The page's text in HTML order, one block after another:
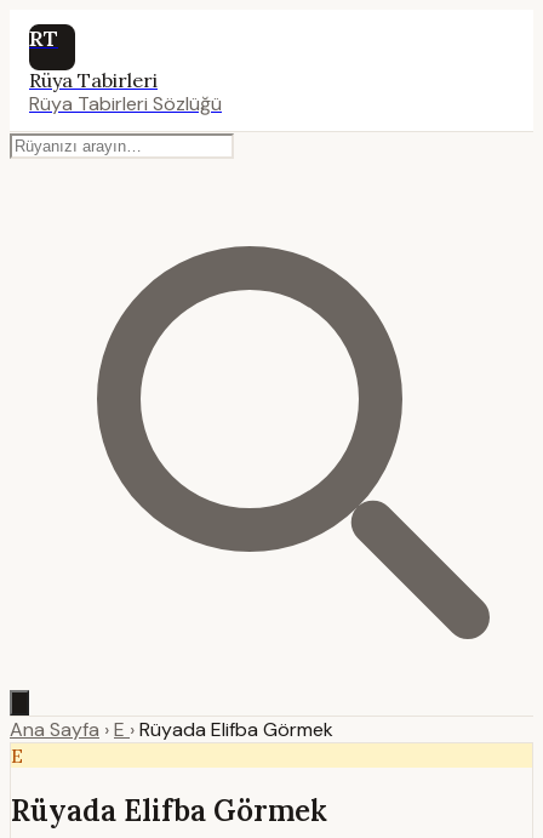
RT
Rüya Tabirleri
Rüya Tabirleri Sözlüğü
Ana Sayfa ›E ›Rüyada Elifba Görmek
E
Rüyada Elifba Görmek